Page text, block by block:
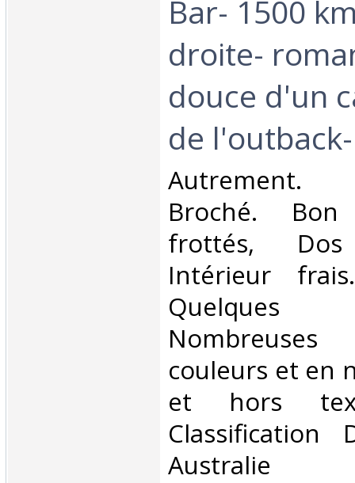
Bar- 1500
droite-
douce d'un
de l'outback-‎
‎Autrement.
Broché.
frottés, Dos
Intérieur
Quelques
couleurs et en
et hors
Classification
Australie‎